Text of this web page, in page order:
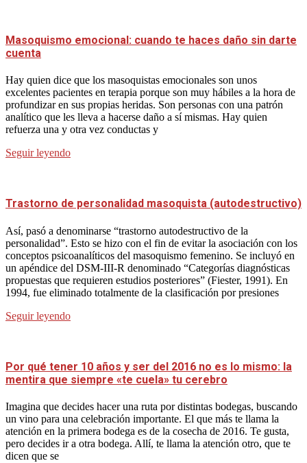
Masoquismo emocional: cuando te haces daño sin darte
cuenta
Hay quien dice que los masoquistas emocionales son unos
excelentes pacientes en terapia porque son muy hábiles a la hora de
profundizar en sus propias heridas. Son personas con una patrón
analítico que les lleva a hacerse daño a sí mismas. Hay quien
refuerza una y otra vez conductas y
Seguir leyendo
Trastorno de personalidad masoquista (autodestructivo)
Así, pasó a denominarse “trastorno autodestructivo de la
personalidad”. Esto se hizo con el fin de evitar la asociación con los
conceptos psicoanalíticos del masoquismo femenino. Se incluyó en
un apéndice del DSM-III-R denominado “Categorías diagnósticas
propuestas que requieren estudios posteriores” (Fiester, 1991). En
1994, fue eliminado totalmente de la clasificación por presiones
Seguir leyendo
Por qué tener 10 años y ser del 2016 no es lo mismo: la
mentira que siempre «te cuela» tu cerebro
Imagina que decides hacer una ruta por distintas bodegas, buscando
un vino para una celebración importante. El que más te llama la
atención en la primera bodega es de la cosecha de 2016. Te gusta,
pero decides ir a otra bodega. Allí, te llama la atención otro, que te
dicen que se